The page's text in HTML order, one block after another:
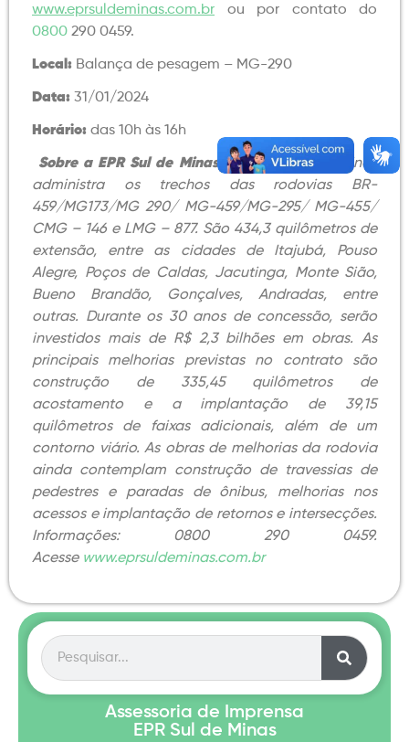
Assessoria de Imprensa
EPR Sul de Minas
www.eprsuldeminas.com.br ou por contato do
0800 290 0459.
Local: Balança de pesagem – MG-290
Data: 31/01/2024
Horário: das 10h às 16h
Sobre a EPR Sul de Minas – A EPR Sul de Minas
administra os trechos das rodovias BR-
459/MG173/MG 290/ MG-459/MG-295/ MG-455/
CMG – 146 e LMG – 877. São 434,3 quilômetros de
extensão, entre as cidades de Itajubá, Pouso
Alegre, Poços de Caldas, Jacutinga, Monte Sião,
Bueno Brandão, Gonçalves, Andradas, entre
outras. Durante os 30 anos de concessão, serão
investidos mais de R$ 2,3 bilhões em obras. As
principais melhorias previstas no contrato são
construção de 335,45 quilômetros de
acostamento e a implantação de 39,15
quilômetros de faixas adicionais, além de um
contorno viário. As obras de melhorias da rodovia
ainda contemplam construção de travessias de
pedestres e paradas de ônibus, melhorias nos
acessos e implantação de retornos e intersecções.
Informações: 0800 290 0459.
Acesse www.eprsuldeminas.com.br